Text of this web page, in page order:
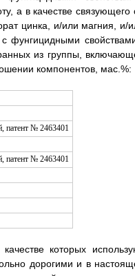
а в качестве связующего
цинка, и/или магния, и/
фунгицидными
из группы,
компонентов, мас.%:
которых
дорогими и в